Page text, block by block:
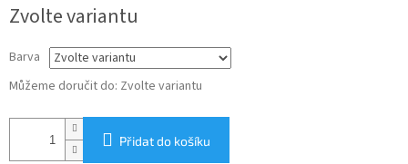
cena:
Zvolte variantu
Barva
Můžeme doručit do: Zvolte variantu
Přidat do košíku